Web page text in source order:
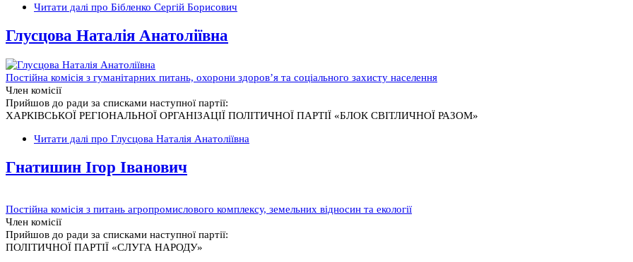
Читати далі про Бібленко Сергій Борисович
Глусцова Наталія Анатоліївна
Постійна комісія з гуманітарних питань, охорони здоров’я та соціального захисту населення
Член комісії
Прийшов до ради за списками наступної партії:
ХАРКІВСЬКОЇ РЕГІОНАЛЬНОЇ ОРГАНІЗАЦІЇ ПОЛІТИЧНОЇ ПАРТІЇ «БЛОК СВІТЛИЧНОЇ РАЗОМ»
Читати далі про Глусцова Наталія Анатоліївна
Гнатишин Ігор Іванович
Постійна комісія з питань агропромислового комплексу, земельних відносин та екології
Член комісії
Прийшов до ради за списками наступної партії:
ПОЛІТИЧНОЇ ПАРТІЇ «СЛУГА НАРОДУ»